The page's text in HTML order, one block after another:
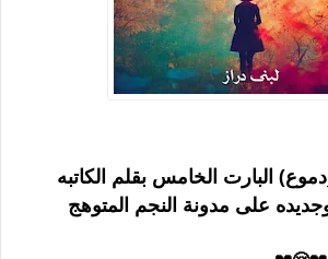
البارت الخامس بقلم الكاتبه
على مدونة النجم المتوهج